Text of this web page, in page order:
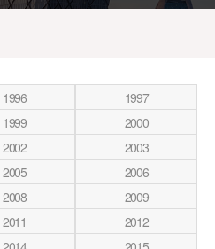
1996
1997
1999
2000
2002
2003
2005
2006
2008
2009
2011
2012